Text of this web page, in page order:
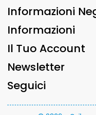
Informazioni
Informazioni
Il Tuo Account
Newsletter
Seguici